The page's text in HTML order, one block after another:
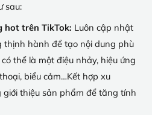
sau:
hot trên TikTok: Luôn cập nhật
thịnh hành để tạo nội dung phù
thể là một điệu nhảy, hiệu ứng
biểu cảm…Kết hợp xu
giới thiệu sản phẩm để tăng tính